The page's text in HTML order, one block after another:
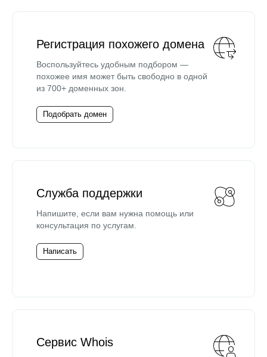
Регистрация похожего домена
Воспользуйтесь удобным подбором —
похожее имя может быть свободно в одной
из 700+ доменных зон.
Подобрать домен
Служба поддержки
Напишите, если вам нужна помощь или
консультация по услугам.
Написать
Сервис Whois